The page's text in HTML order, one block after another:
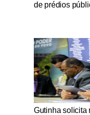
de prédios
Notícias Católicas
Gutinha solicita